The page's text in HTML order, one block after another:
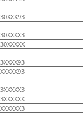
30XXX93
30XXXX3
30XXXXX
3XXXX93
XXXXX93
3XXXXX3
3XXXXXX
XXXXXX3